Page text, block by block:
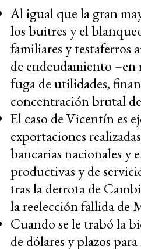
Al igual que la gran
los buitres y el
familiares y testaferros
de endeudamiento –en
fuga de utilidades,
concentración brutal
El caso de Vicentín es
exportaciones
bancarias nacionales y
productivas y de
tras la derrota de
la reelección fallida de
Cuando se le trabó la
de dólares y plazos